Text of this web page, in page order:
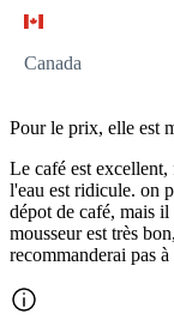
Canada
Pour le prix, elle est
Le café est excellent,
l'eau est ridicule. on
dépot de café, mais
mousseur est très
recommanderai pas